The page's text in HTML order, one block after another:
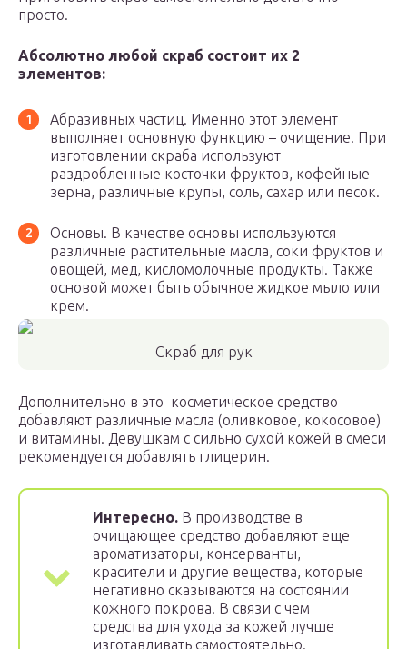
просто.
Абсолютно любой скраб состоит их 2
элементов:
Абразивных частиц. Именно этот элемент
выполняет основную функцию – очищение. При
изготовлении скраба используют
раздробленные косточки фруктов, кофейные
зерна, различные крупы, соль, сахар или песок.
Основы. В качестве основы используются
различные растительные масла, соки фруктов и
овощей, мед, кисломолочные продукты. Также
основой может быть обычное жидкое мыло или
крем.
Скраб для рук
Дополнительно в это косметическое средство
добавляют различные масла (оливковое, кокосовое)
и витамины. Девушкам с сильно сухой кожей в смеси
рекомендуется добавлять глицерин.
Интересно. В производстве в
очищающее средство добавляют еще
ароматизаторы, консерванты,
красители и другие вещества, которые
негативно сказываются на состоянии
кожного покрова. В связи с чем
средства для ухода за кожей лучше
изготавливать самостоятельно.